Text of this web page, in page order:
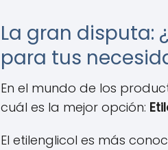
La gran disputa:
para tus
En el mundo de los
cuál es la mejor opción:
El etilenglicol es más